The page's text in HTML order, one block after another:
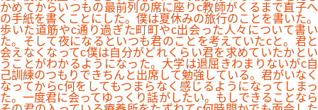
かめてからいつもの最前列の席に座りc教師がくるまで直子へ
の手紙を書くことにした。僕は夏休みの旅行のことを書いた。
歩いた道筋やc通り過ぎた町町やc出会った人々について書い
た。そして夜になるといつも君のことを考えていたcと。君と
会えなくなってc僕は自分がどれくらい君を求めていたかとい
うことがわかるようになった。大学は退屈きわまりないがc自
己訓練のつもりできちんと出席して勉強している。君がいなく
なってからc何をしてもつまらなく感じるようになってしまっ
た。一度君に会ってゆっくり話がしたい。もしできることなら